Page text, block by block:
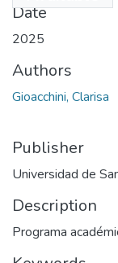
Date
2025
Authors
Gioacchini, Clarisa
Publisher
Universidad de
Description
Programa